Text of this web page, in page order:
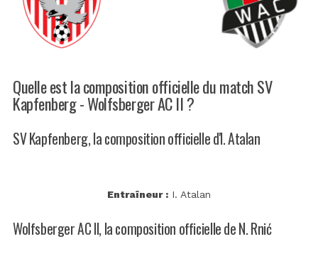
Quelle est la composition officielle du match SV
Kapfenberg - Wolfsberger AC II ?
SV Kapfenberg, la composition officielle d'I. Atalan
Entraîneur : I. Atalan
Wolfsberger AC II, la composition officielle de N. Rnić